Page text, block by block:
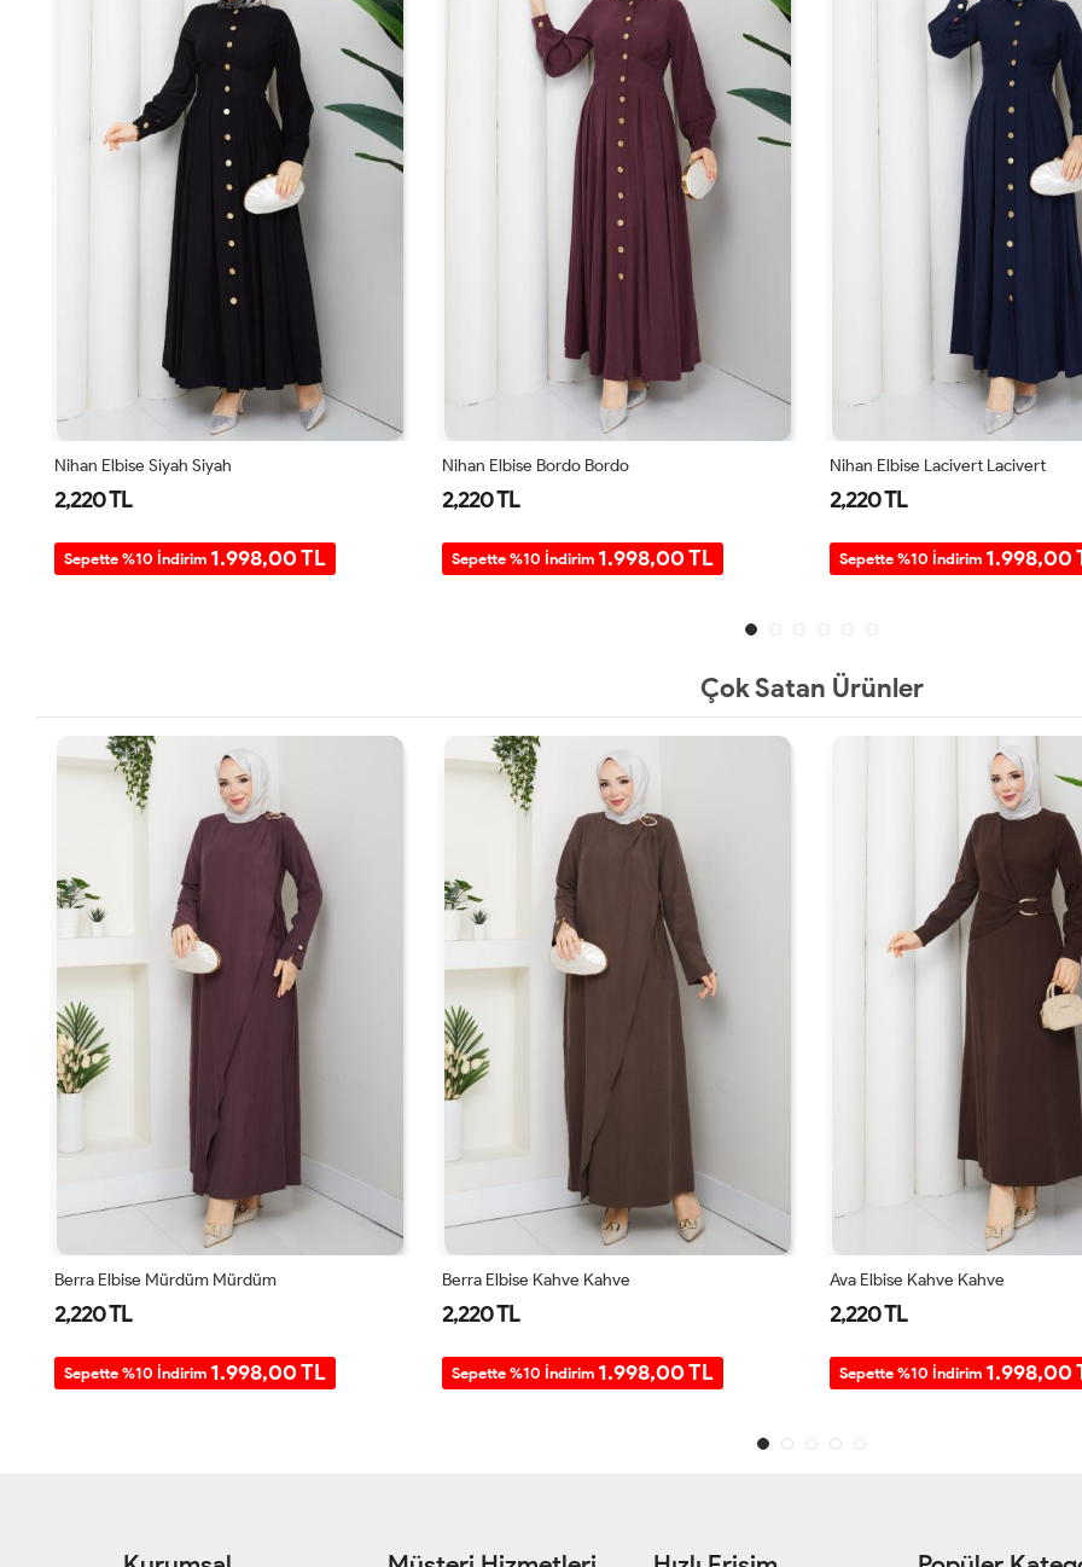
Nihan Elbise Siyah Siyah
2,220 TL
Sepette %10 İndirim 1.998,00 TL
Nihan Elbise Bordo Bordo
2,220 TL
Sepette %10 İndirim 1.998,00 TL
Nihan Elbise Lacivert Lacivert
2,220 TL
Sepette %10 İndirim 1.998,00
Çok Satan Ürünler
Berra Elbise Mürdüm Mürdüm
2,220 TL
Sepette %10 İndirim 1.998,00 TL
Berra Elbise Kahve Kahve
2,220 TL
Sepette %10 İndirim 1.998,00 TL
Ava Elbise Kahve Kahve
2,220 TL
Sepette %10 İndirim 1.998,00